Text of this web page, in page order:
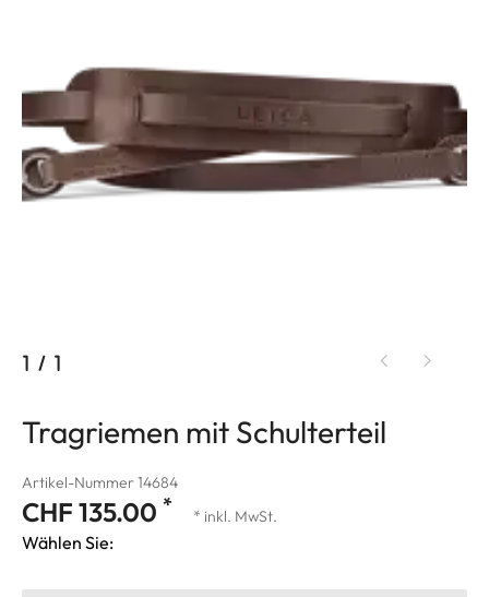
1 / 1
Tragriemen mit Schulterteil
Artikel-Nummer 14684
CHF 135.00 * * inkl. MwSt.
Wählen Sie: